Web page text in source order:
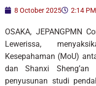
8 October 2025 2:14 PM
OSAKA, JEPANGPMN
Lewerissa,
Kesepahaman (MoU)
dan Shanxi
penyusunan studi